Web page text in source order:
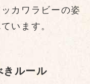
カワラビーの姿
います。
きルール